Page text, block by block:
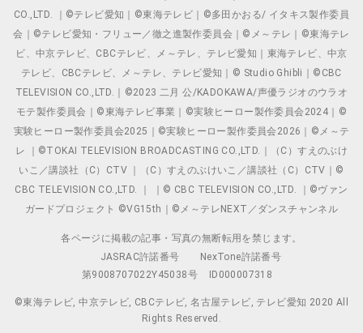
CO.,LTD. ｜©テレビ愛知｜©東海テレビ｜©多田かおる/ イタキス製作委員
会｜©テレビ愛知・フリュー／徹之進製作委員会｜©メ～テレ｜©東海テレ
ビ、中京テレビ、CBCテレビ、メ～テレ、テレビ愛知｜東海テレビ、中京
テレビ、CBCテレビ、メ～テレ、テレビ愛知｜© Studio Ghibli｜©CBC
TELEVISION CO.,LTD.｜©2023 二月 公/KADOKAWA/声優ラジオのウラオ
モテ製作委員会｜©東海テレビ事業｜©実験ヒーロー製作委員会2024｜©
実験ヒーロー製作委員会2025｜©実験ヒーロー製作委員会2026｜©メ～テ
レ ｜©TOKAI TELEVISION BROADCASTING CO.,LTD.｜（C）すえのぶけ
いこ／講談社（C）CTV ｜（C）すえのぶけいこ／講談社（C）CTV｜©
CBC TELEVISION CO.,LTD. ｜ ｜© CBC TELEVISION CO.,LTD. ｜©ヴァン
ガードプロジェクト ©VG15th｜©メ～テレNEXT／ダンスチャンネル
各ページに掲載の記事・写真の無断転用を禁じます。
JASRAC許諾番号
NexTone許諾番号
第9008707022Y45038号
ID000007318
©東海テレビ, 中京テレビ, CBCテレビ, 名古屋テレビ, テレビ愛知 2020 All
Rights Reserved.